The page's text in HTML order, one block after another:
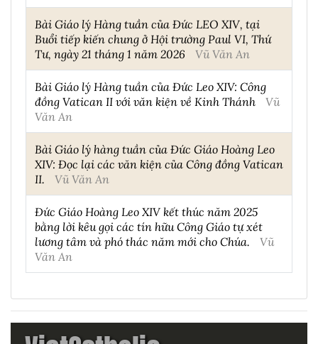
Bài Giáo lý Hàng tuần của Đức LEO XIV, tại
Buổi tiếp kiến chung ở Hội trường Paul VI, Thứ
Tư, ngày 21 tháng 1 năm 2026
Vũ Văn An
Bài Giáo lý Hàng tuần của Đức Leo XIV: Công
đồng Vatican II với văn kiện về Kinh Thánh
Vũ
Văn An
Bài Giáo lý hàng tuần của Đức Giáo Hoàng Leo
XIV: Đọc lại các văn kiện của Công đồng Vatican
II.
Vũ Văn An
Đức Giáo Hoàng Leo XIV kết thúc năm 2025
bằng lời kêu gọi các tín hữu Công Giáo tự xét
lương tâm và phó thác năm mới cho Chúa.
Vũ
Văn An